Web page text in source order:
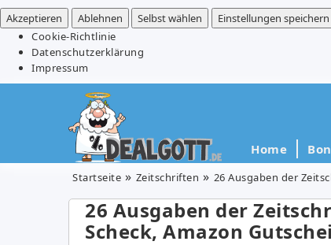
Akzeptieren
Ablehnen Selbst wählen Einstellungen speichern
Cookie-Richtlinie
Datenschutzerklärung
Impressum
Home
Startseite Zeitschriften 26 Ausgaben der
26 Ausgaben der
Scheck, Amazon